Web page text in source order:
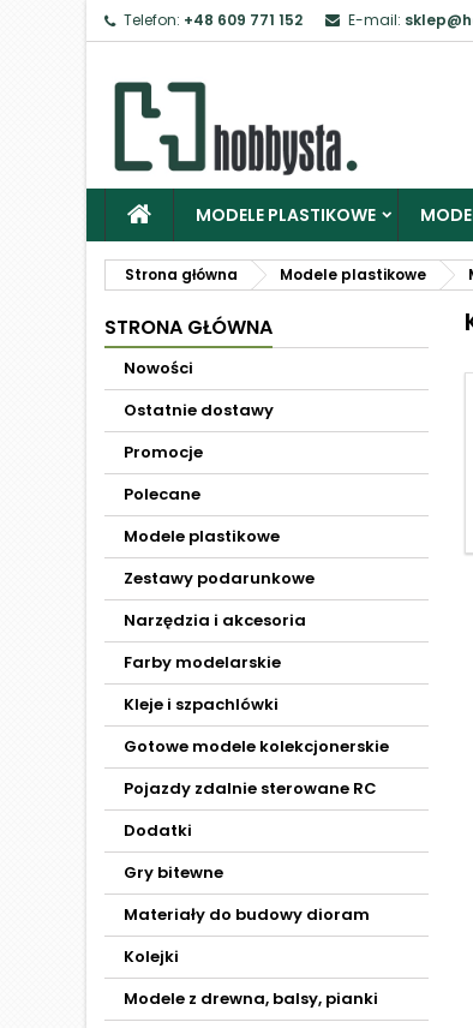
Telefon: +48 609 771 152 E-mail:
MODELE PLASTIKOWE
Strona główna Modele plastikowe
STRONA GŁÓWNA
Nowości
Ostatnie dostawy
Promocje
Polecane
Modele plastikowe
Zestawy podarunkowe
Narzędzia i akcesoria
Farby modelarskie
Kleje i szpachlówki
Gotowe modele kolekcjonerskie
Pojazdy zdalnie sterowane RC
Dodatki
Gry bitewne
Materiały do budowy dioram
Kolejki
Modele z drewna, balsy, pianki